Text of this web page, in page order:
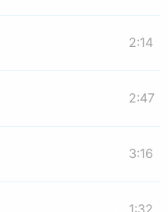
2:14
2:47
3:16